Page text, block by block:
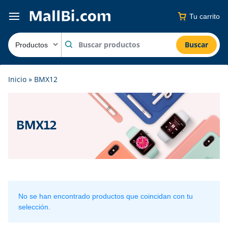
Tu carrito
Buscar
Inicio » BMX12
BMX12
No se han encontrado productos que coincidan con tu
selección.